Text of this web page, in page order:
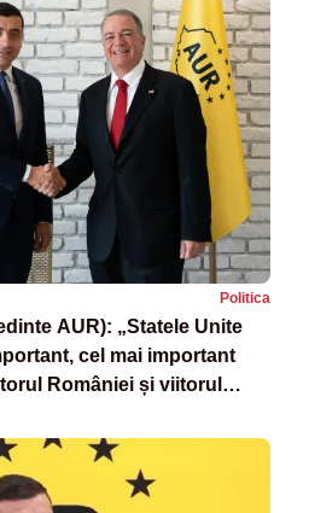
Politica
AUR): „Statele Unite
cel mai important
României și viitorul